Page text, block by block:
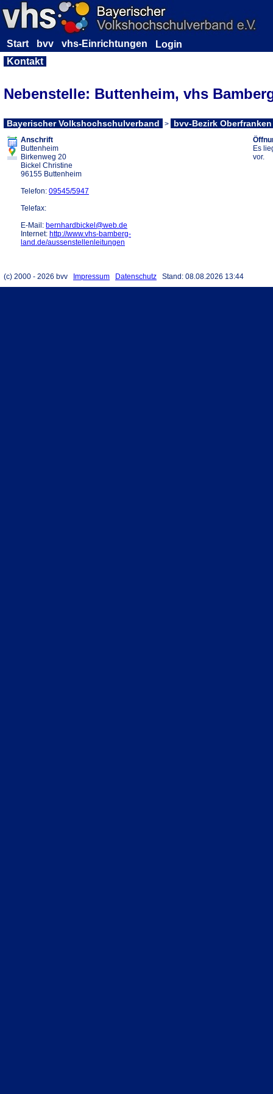
Start bvv
vhs-Einrichtungen
Kontakt
Nebenstelle: Buttenheim, vhs
Bayerischer Volkshochschulverband > bvv-Bezirk Oberfranken
Anschrift
Buttenheim
Birkenweg 20
Bickel Christine
96155 Buttenheim
Telefon: 09545/5947
Telefax:
E-Mail: bernhardbickel@web.de
Internet: http://www.vhs-bamberg-
land.de/aussenstellenleitungen
Es
vor.
(c) 2000 - 2026 bvv Impressum Datenschutz Stand: 08.08.2026 13:44